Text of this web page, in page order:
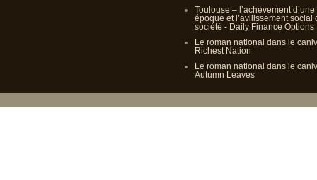
Toulouse – l’achèvement d’une
époque et l’avilissement social
société - Daily Finance Options
Le roman national dans le
Richest Nation
Le roman national dans le
Autumn Leaves